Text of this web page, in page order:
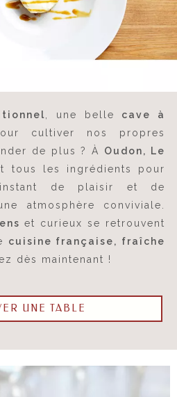
, une belle
cave à
cultiver nos propres
de plus ? À Oudon, Le
tous les ingrédients pour
de plaisir et de
atmosphère conviviale.
et curieux se retrouvent
cuisine française, fraîche
dès maintenant !
UNE TABLE